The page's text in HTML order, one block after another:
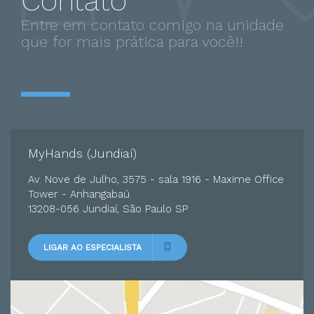
Fraturas Do Ombro
Luxação no ombro
Ombro congelado
Lesões no ombro
Artroplastia do ombro e cotovelo
Fraturas Do Úmero
Lesões no cotovelo
Entre em contato comigo na unidade
que for mais prática para você!!
MyHands (Jundiaí)
Av. Nove de Julho, 3575 - sala 1916 - Maxime Office
Tower - Anhangabaú
13208-056 Jundiaí, São Paulo SP
LIGAR AO ESPECIALISTA